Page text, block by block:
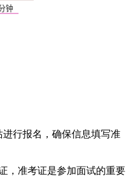
进行报名，确保信息填写准
，准考证是参加面试的重要